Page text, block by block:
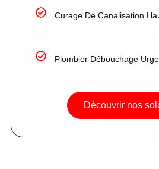
Curage De Canalisation
Plombier Débouchage
Découvrir nos